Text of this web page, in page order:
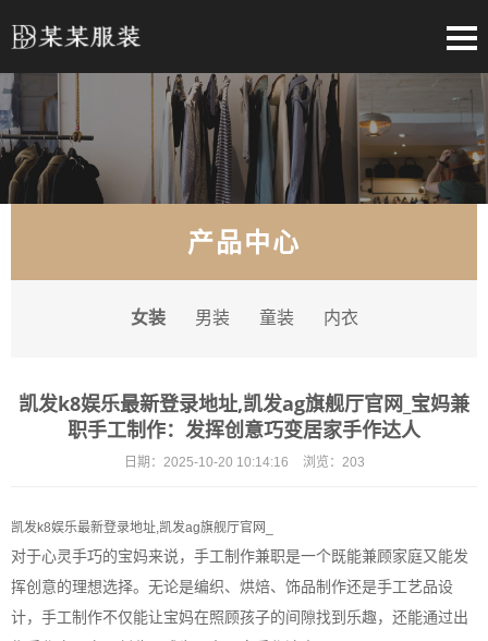
产品中心
女装 男装 童装 内衣
凯发k8娱乐最新登录地址,凯发ag旗舰厅官网_宝妈兼
职手工制作：发挥创意巧变居家手作达人
日期： 2025-10-20 10:14:16 浏览： 203
凯发k8娱乐最新登录地址,凯发ag旗舰厅官网_
对于心灵手巧的宝妈来说，手工制作兼职是一个既能兼顾家庭又能发
挥创意的理想选择。无论是编织、烘焙、饰品制作还是手工艺品设
计，手工制作不仅能让宝妈在照顾孩子的间隙找到乐趣，还能通过出